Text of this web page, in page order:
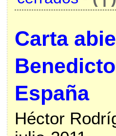
Carta
España
Héctor